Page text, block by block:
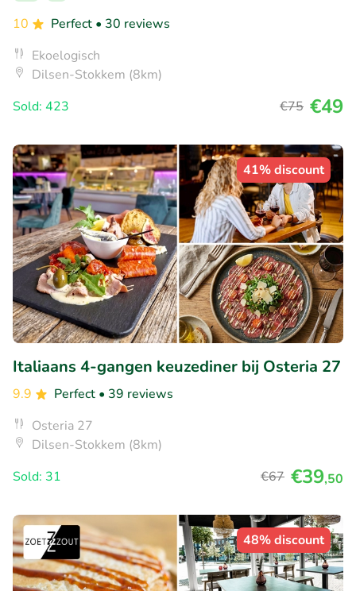
10
Perfect • 30 reviews
Ekoelogisch
Dilsen-Stokkem (8km)
Sold: 423
€75 €49
41% discount
Italiaans 4-gangen keuzediner bij Osteria 27
9.9 Perfect • 39 reviews
Osteria 27
Dilsen-Stokkem (8km)
Sold: 31
€67 €39,50
48% discount